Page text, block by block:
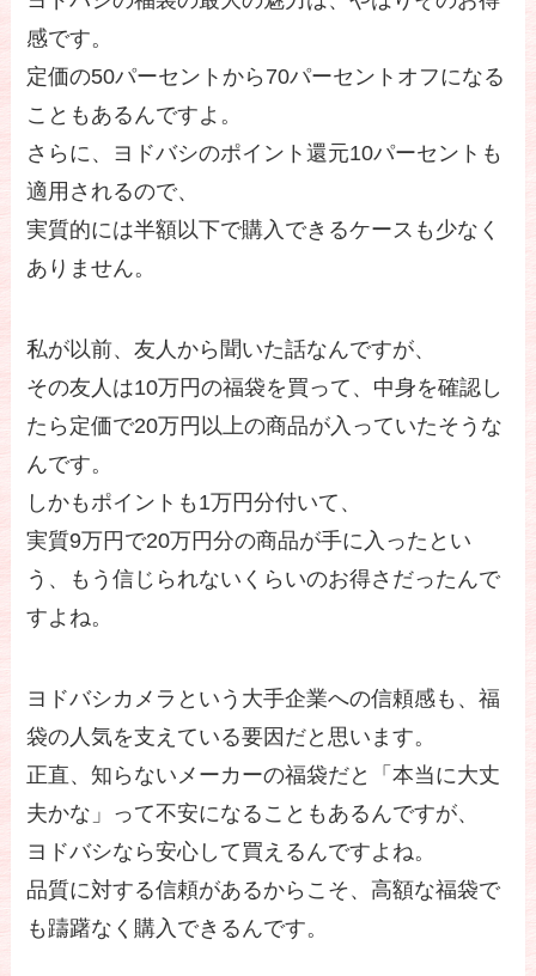
感です。
定価の50パーセントから70パーセントオフになる
こともあるんですよ。
さらに、ヨドバシのポイント還元10パーセントも
適用されるので、
実質的には半額以下で購入できるケースも少なく
ありません。
私が以前、友人から聞いた話なんですが、
その友人は10万円の福袋を買って、中身を確認し
たら定価で20万円以上の商品が入っていたそうな
んです。
しかもポイントも1万円分付いて、
実質9万円で20万円分の商品が手に入ったとい
う、もう信じられないくらいのお得さだったんで
すよね。
ヨドバシカメラという大手企業への信頼感も、福
袋の人気を支えている要因だと思います。
正直、知らないメーカーの福袋だと「本当に大丈
夫かな」って不安になることもあるんですが、
ヨドバシなら安心して買えるんですよね。
品質に対する信頼があるからこそ、高額な福袋で
も躊躇なく購入できるんです。